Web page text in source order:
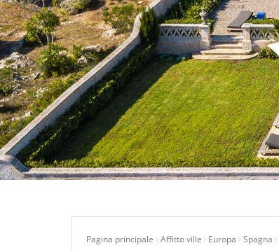
Pagina principale Affitto ville Europa Spagna